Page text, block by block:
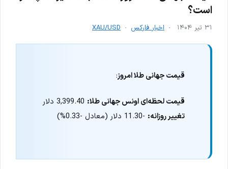
است؟
۳۱ تیر ۱۴۰۴ اخبار فارکس XAU/USD
قیمت جهانی طلا امروز:
قیمت لحظه‌ای اونس جهانی طلا:
تغییر روزانه: -11.30 دلار (معادل -0.33%)